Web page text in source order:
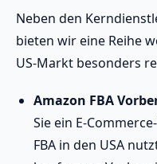
Neben den
bieten wir eine Reihe
US-Markt besonders
Amazon FBA
Sie ein E-
FBA in den USA